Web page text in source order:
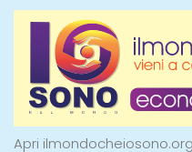
Apri ilmondocheiosono.org